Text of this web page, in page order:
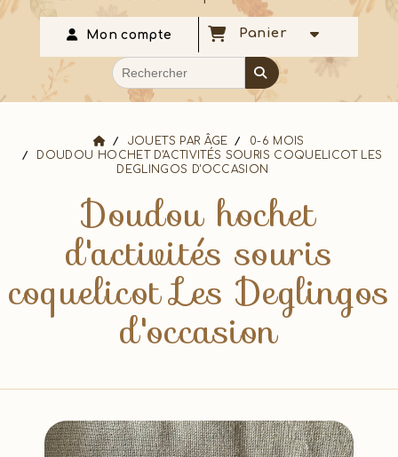
Mon compte Panier
JOUETS PAR ÂGE
0-6 MOIS
DOUDOU HOCHET D'ACTIVITÉS SOURIS COQUELICOT LES
DEGLINGOS D'OCCASION
Doudou hochet
d'activités souris
coquelicot Les Deglingos
d'occasion